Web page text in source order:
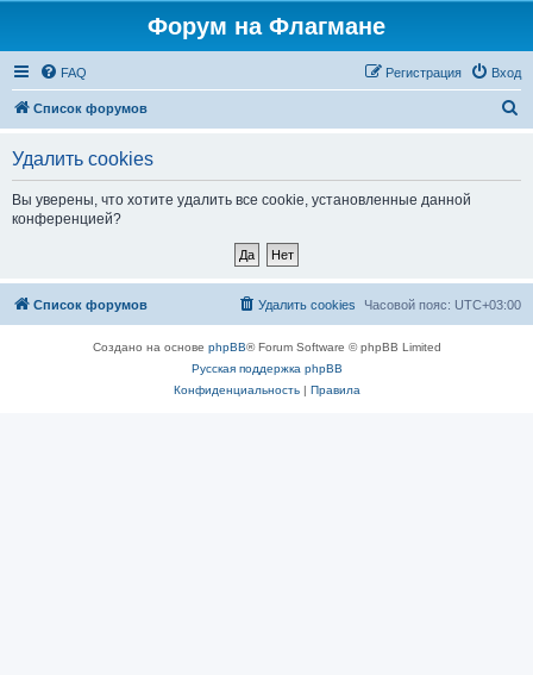
Форум на Флагмане
FAQ Вход
Регистрация
Список форумов
Удалить cookies
Вы уверены, что хотите удалить все cookie, установленные данной
конференцией?
Список форумов Часовой пояс: UTC+03:00
Удалить cookies
Создано на основе phpBB® Forum Software © phpBB Limited
Русская поддержка phpBB
Конфиденциальность| Правила